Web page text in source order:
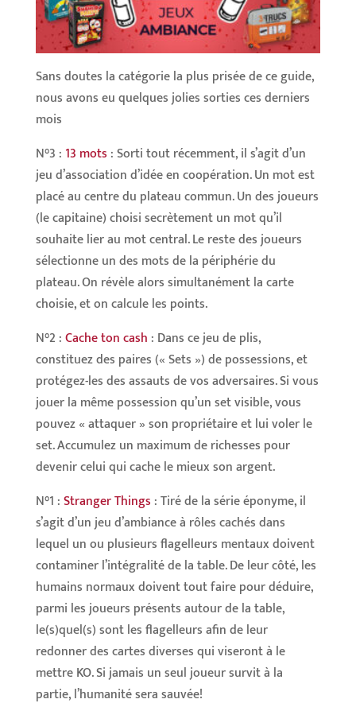
Sans doutes la catégorie la plus prisée de ce guide,
nous avons eu quelques jolies sorties ces derniers
mois
N°3 : 13 mots : Sorti tout récemment, il s’agit d’un
jeu d’association d’idée en coopération. Un mot est
placé au centre du plateau commun. Un des joueurs
(le capitaine) choisi secrètement un mot qu’il
souhaite lier au mot central. Le reste des joueurs
sélectionne un des mots de la périphérie du
plateau. On révèle alors simultanément la carte
choisie, et on calcule les points.
N°2 :Cache ton cash : Dans ce jeu de plis,
constituez des paires (« Sets ») de possessions, et
protégez-les des assauts de vos adversaires. Si vous
jouer la même possession qu’un set visible, vous
pouvez « attaquer » son propriétaire et lui voler le
set. Accumulez un maximum de richesses pour
devenir celui qui cache le mieux son argent.
N°1 :Stranger Things : Tiré de la série éponyme, il
s’agit d’un jeu d’ambiance à rôles cachés dans
lequel un ou plusieurs flagelleurs mentaux doivent
contaminer l’intégralité de la table. De leur côté, les
humains normaux doivent tout faire pour déduire,
parmi les joueurs présents autour de la table,
le(s)quel(s) sont les flagelleurs afin de leur
redonner des cartes diverses qui viseront à le
mettre KO. Si jamais un seul joueur survit à la
partie, l’humanité sera sauvée!